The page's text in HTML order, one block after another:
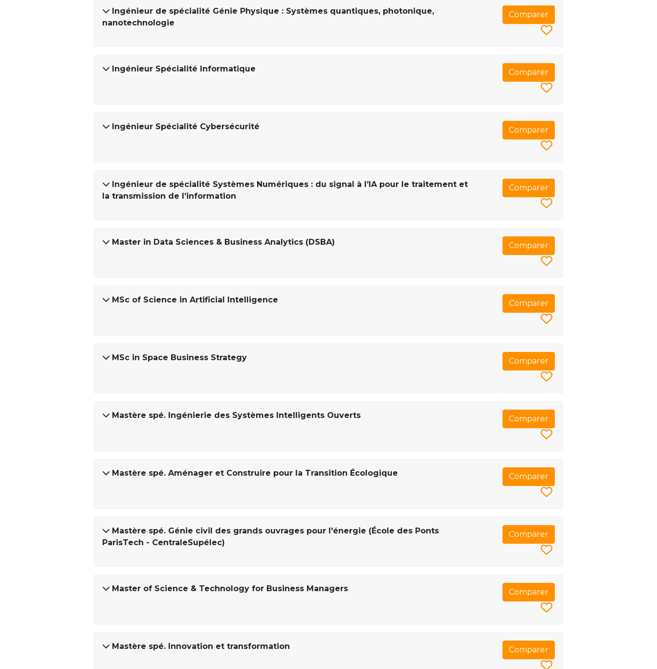
Ingénieur de spécialité Génie Physique : Systèmes quantiques, photonique,
nanotechnologie
Comparer
Ingénieur Spécialité Informatique Comparer
Ingénieur Spécialité Cybersécurité Comparer
Ingénieur de spécialité Systèmes Numériques : du signal à l’IA pour le traitement et
la transmission de l’information
Comparer
Master in Data Sciences & Business Analytics (DSBA) Comparer
MSc of Science in Artificial Intelligence Comparer
MSc in Space Business Strategy Comparer
Mastère spé. Ingénierie des Systèmes Intelligents Ouverts Comparer
Mastère spé. Aménager et Construire pour la Transition Écologique Comparer
Mastère spé. Génie civil des grands ouvrages pour l'énergie (École des Ponts
ParisTech - CentraleSupélec)
Comparer
Master of Science & Technology for Business Managers Comparer
Mastère spé. Innovation et transformation Comparer